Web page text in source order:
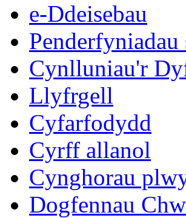
e-Ddeisebau
Cynlluniau'r
Llyfrgell
Cyfarfodydd
Cyrff allanol
Cynghorau
Dogfennau